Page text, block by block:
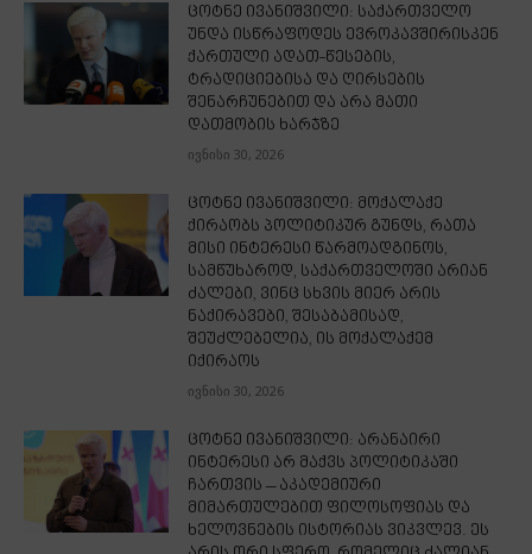
ცოტნე ივანიშვილი: საქართველო
უნდა ისწრაფოდეს ევროკავშირისკენ
ქართული ადათ-წესების,
ტრადიციებისა და ღირსების
შენარჩუნებით და არა მათი
დათმობის ხარჯზე
ივნისი 30, 2026
ცოტნე ივანიშვილი: მოქალაქე
ქირაობს პოლიტიკურ გუნდს, რათა
მისი ინტერესი წარმოადგინოს,
სამწუხაროდ, საქართველოში არიან
ძალები, ვინც სხვის მიერ არის
ნაქირავები, შესაბამისად,
შეუძლებელია, ის მოქალაქემ
იქირაოს
ივნისი 30, 2026
ცოტნე ივანიშვილი: არანაირი
ინტერესი არ მაქვს პოლიტიკაში
ჩართვის – აკადემიური
მიმართულებით ფილოსოფიას და
ხელოვნების ისტორიას ვიკვლევ. ეს